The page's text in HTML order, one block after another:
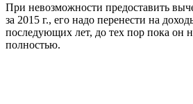
При невозможности предоставить
за 2015 г., его надо перенести на
последующих лет, до тех пор пока он
полностью.